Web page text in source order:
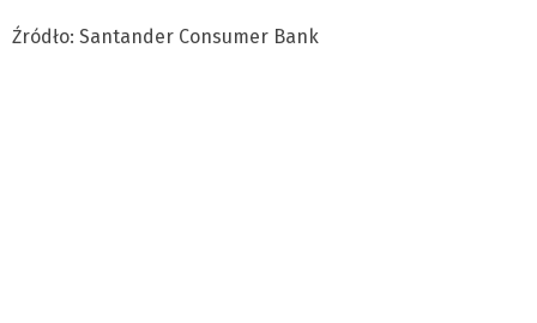
Źródło: Santander Consumer Bank